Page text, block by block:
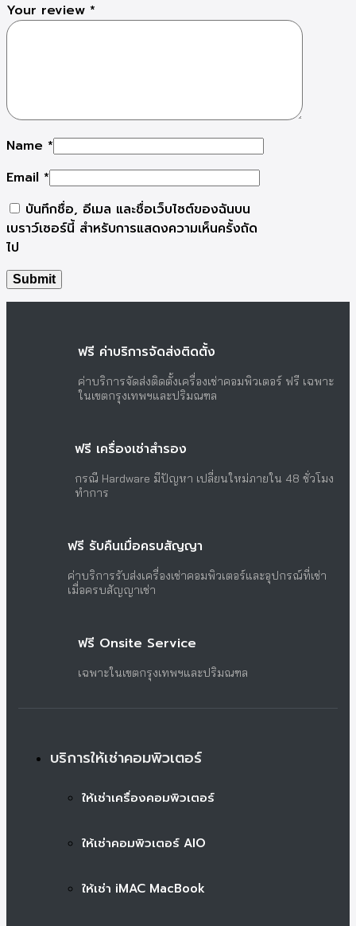
Your review *
Name *
Email *
บันทึกชื่อ, อีเมล และชื่อเว็บไซต์ของฉันบน
เบราว์เซอร์นี้ สำหรับการแสดงความเห็นครั้งถัด
ไป
ฟรี ค่าบริการจัดส่งติดตั้ง
ค่าบริการจัดส่งติดตั้งเครื่องเช่าคอมพิวเตอร์ ฟรี เฉพาะ
ในเขตกรุงเทพฯและปริมณฑล
ฟรี เครื่องเช่าสำรอง
กรณี Hardware มีปัญหา เปลี่ยนใหม่ภายใน 48 ชั่วโมง
ทำการ
ฟรี รับคืนเมื่อครบสัญญา
ค่าบริการรับส่งเครื่องเช่าคอมพิวเตอร์และอุปกรณ์ที่เช่า
เมื่อครบสัญญาเช่า
ฟรี Onsite Service
เฉพาะในเขตกรุงเทพฯและปริมณฑล
บริการให้เช่าคอมพิวเตอร์
ให้เช่าเครื่องคอมพิวเตอร์
ให้เช่าคอมพิวเตอร์ AIO
ให้เช่า iMAC MacBook